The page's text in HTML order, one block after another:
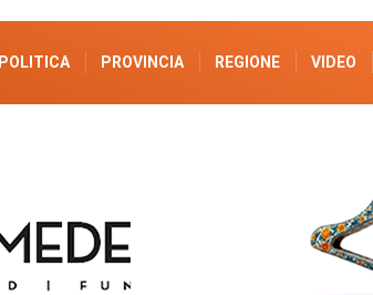
POLITICA PROVINCIA REGIONE VIDEO